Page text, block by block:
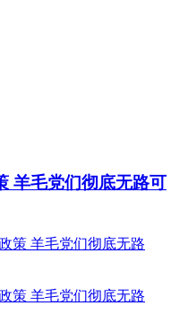
羊毛党们彻底无路可